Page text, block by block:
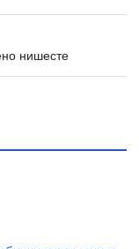
нишесте